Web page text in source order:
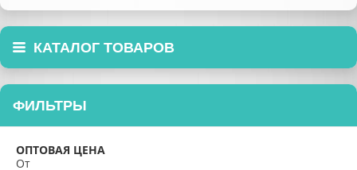
КАТАЛОГ ТОВАРОВ
ФИЛЬТРЫ
ОПТОВАЯ ЦЕНА
От